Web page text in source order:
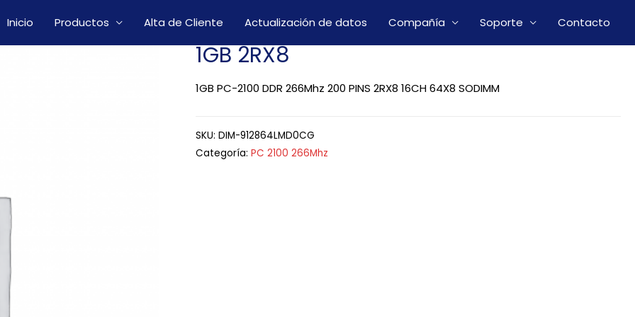
Inicio Productos Alta de Cliente Actualización de datos Compañía Soporte Contacto
1GB 2RX8
1GB PC-2100 DDR 266Mhz 200 PINS 2RX8 16CH 64X8 SODIMM
SKU:DIM-912864LMD0CG
Categoría:PC 2100 266Mhz